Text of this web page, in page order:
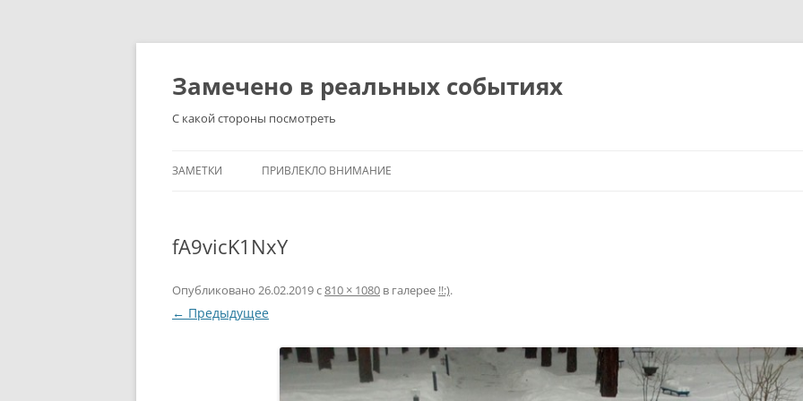
Перейти
Замечено в реальных событиях
С какой стороны посмотреть
ЗАМЕТКИ ПРИВЛЕКЛО ВНИМАНИЕ
fA9vicK1NxY
Опубликовано 26.02.2019с810 × 1080 в галерее !!:).
← Предыдущее